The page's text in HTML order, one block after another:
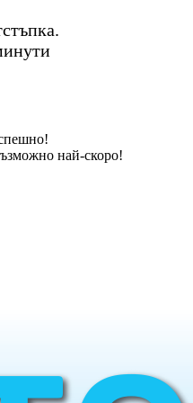
най-скоро!